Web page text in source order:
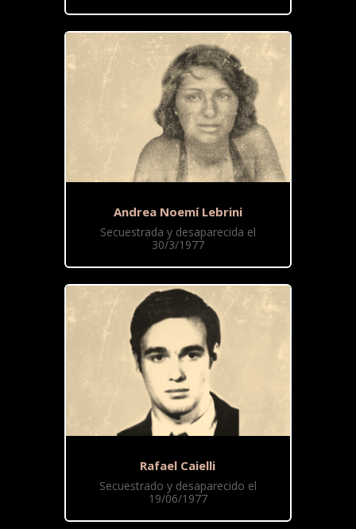
Andrea Noemí Lebrini
Secuestrada y desaparecida el
30/3/1977
Rafael Caielli
Secuestrado y desaparecido el
19/06/1977